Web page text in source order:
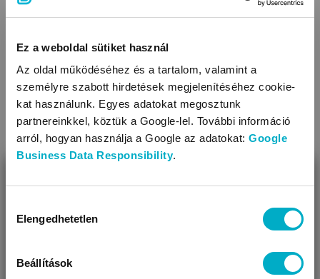
Ez a weboldal sütiket használ
Az oldal működéséhez és a tartalom, valamint a
személyre szabott hirdetések megjelenítéséhez cookie-
kat használunk. Egyes adatokat megosztunk
partnereinkkel, köztük a Google-lel. További információ
arról, hogyan használja a Google az adatokat: Google
Business Data Responsibility.
kiválasztása
Elengedhetetlen
Beállítások
Úgy látjuk, most jársz nálunk először!